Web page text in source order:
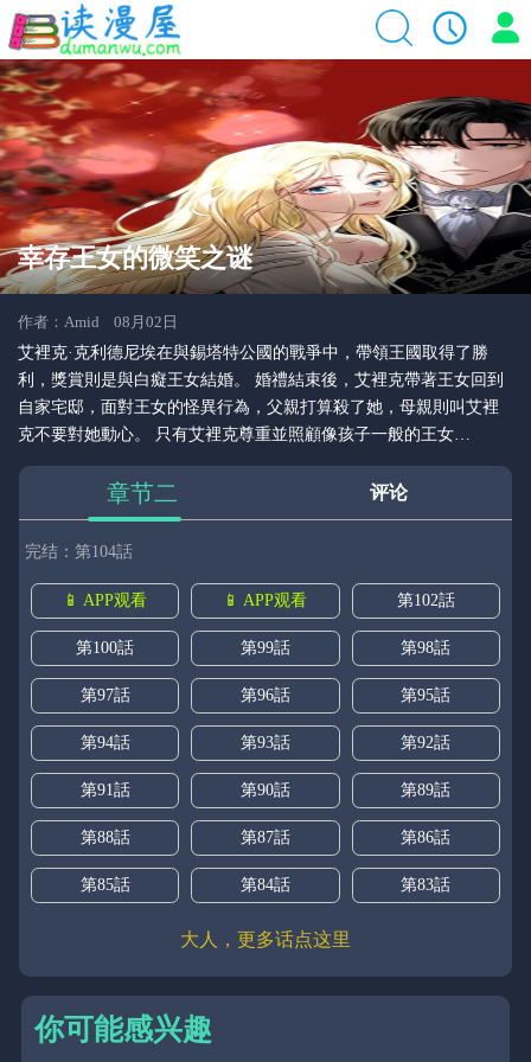
幸存王女的微笑之谜
作者：Amid 08月02日
艾裡克·克利德尼埃在與錫塔特公國的戰爭中，帶領王國取得了勝
利，獎賞則是與白癡王女結婚。 婚禮結束後，艾裡克帶著王女回到
自家宅邸，面對王女的怪異行為，父親打算殺了她，母親則叫艾裡
克不要對她動心。 只有艾裡克尊重並照顧像孩子一般的王女…
章节二 评论
完结：第104話
📱 APP观看 📱 APP观看 第102話
第100話 第99話 第98話
第97話 第96話 第95話
第94話 第93話 第92話
第91話 第90話 第89話
第88話 第87話 第86話
第85話 第84話 第83話
大人，更多话点这里
你可能感兴趣